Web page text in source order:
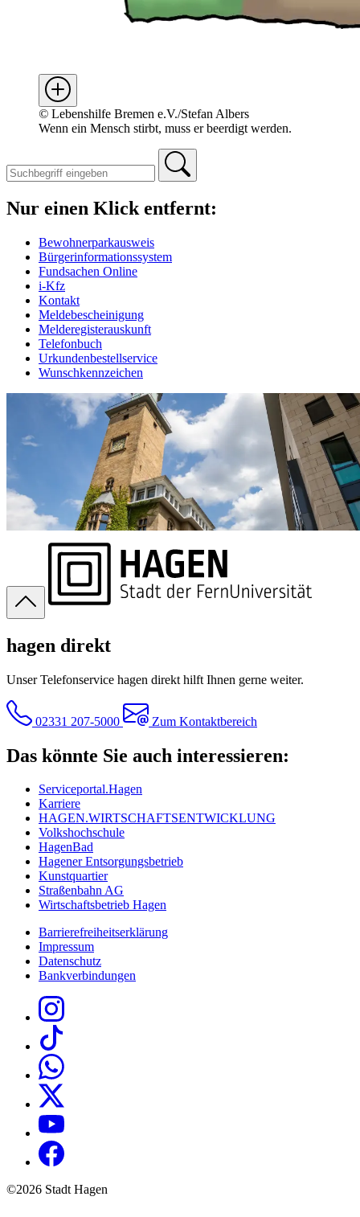
© Lebenshilfe Bremen e.V./Stefan Albers
Wenn ein Mensch stirbt, muss er beerdigt werden.
Nur einen Klick entfernt:
Bewohnerparkausweis
Bürgerinformationssystem
Fundsachen Online
i-Kfz
Kontakt
Meldebescheinigung
Melderegisterauskunft
Telefonbuch
Urkundenbestellservice
Wunschkennzeichen
hagen direkt
Unser Telefonservice hagen direkt hilft Ihnen gerne weiter.
02331 207-5000 Zum Kontaktbereich
Das könnte Sie auch interessieren:
Serviceportal.Hagen
Karriere
HAGEN.WIRTSCHAFTSENTWICKLUNG
Volkshochschule
HagenBad
Hagener Entsorgungsbetrieb
Kunstquartier
Straßenbahn AG
Wirtschaftsbetrieb Hagen
Barrierefreiheitserklärung
Impressum
Datenschutz
Bankverbindungen
©2026 Stadt Hagen